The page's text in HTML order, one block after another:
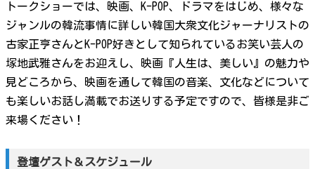
トークショーでは、映画、K-POP、ドラマをはじめ、様々な
ジャンルの韓流事情に詳しい韓国大衆文化ジャーナリストの
古家正亨さんとK-POP好きとして知られているお笑い芸人の
塚地武雅さんをお迎えし、映画『人生は、美しい』の魅力や
見どころから、映画を通して韓国の音楽、文化などについて
も楽しいお話し満載でお送りする予定ですので、皆様是非ご
来場ください！
登壇ゲスト＆スケジュール